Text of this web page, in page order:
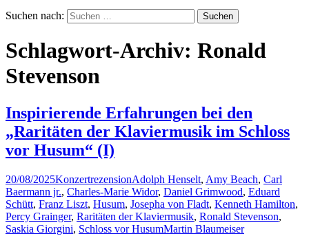
Suchen nach:
Schlagwort-Archiv: Ronald
Stevenson
Inspirierende Erfahrungen bei den
„Raritäten der Klaviermusik im Schloss
vor Husum“ (I)
20/08/2025KonzertrezensionAdolph Henselt, Amy Beach, Carl
Baermann jr., Charles-Marie Widor, Daniel Grimwood, Eduard
Schütt, Franz Liszt, Husum, Josepha von Fladt, Kenneth Hamilton,
Percy Grainger, Raritäten der Klaviermusik, Ronald Stevenson,
Saskia Giorgini, Schloss vor HusumMartin Blaumeiser